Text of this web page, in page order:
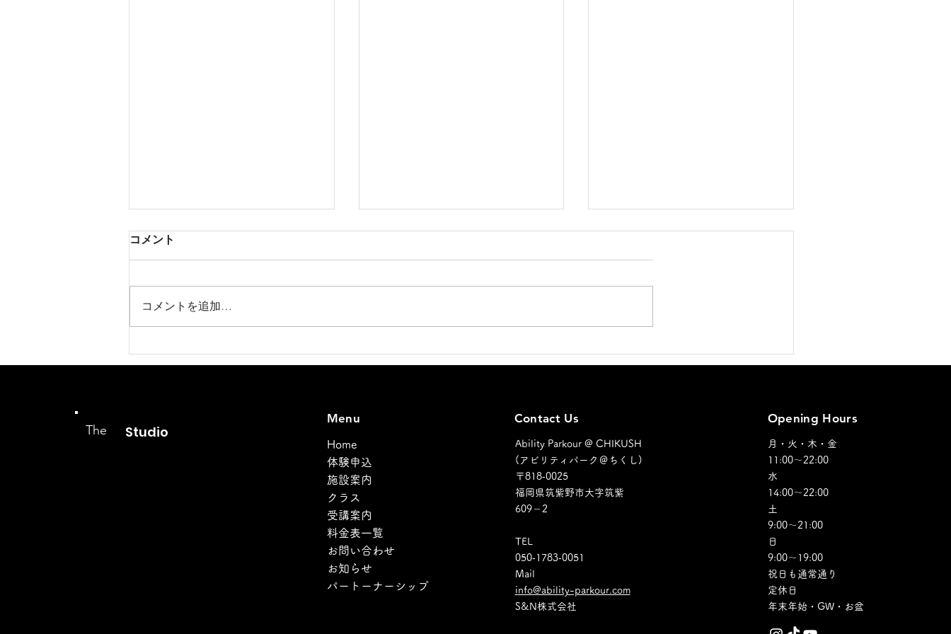
新店舗レッスンスケジュール
公開
アシスタントコーチ増員のお
知らせ
コメント
コメントを追加…
The Studio
Menu
Home
体験申込
施設案内
クラス
受講案内
料金表一覧
お問い合わせ
お知らせ
パートーナーシップ
Contact Us
Ability Parkour @ CHIKUSH
(アビリティパーク＠ちくし)
〒​818‐0025
福岡県筑紫野市大字筑紫
609－2
TEL​
​050‐1783‐0051
Mail
info@ability-parkour.com
​S&N株式会社
Opening Hours
月・火・木・金
11:00～22:00
水
14:00～22:00
土
9:00～21:00
日
​9:00～19:00
祝日も通常通り​​
定休日
​年末年始・GW・お盆